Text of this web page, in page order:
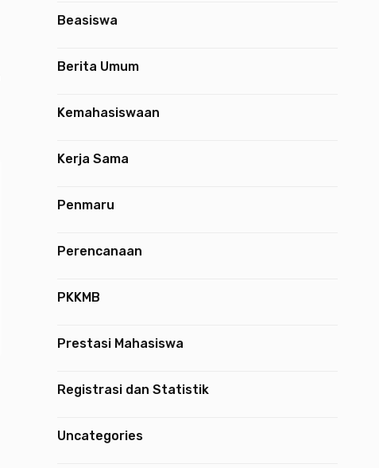
Beasiswa
Berita Umum
Kemahasiswaan
Kerja Sama
Penmaru
Perencanaan
PKKMB
Prestasi Mahasiswa
Registrasi dan Statistik
Uncategories